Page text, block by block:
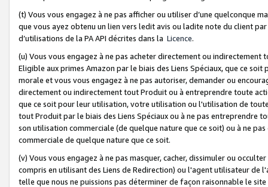
(t) Vous vous engagez à ne pas afficher ou utiliser d’une quelconque
que vous ayez obtenu un lien vers ledit avis ou ladite note du client
d’utilisations de la PA API décrites dans la Licence.
(u) Vous vous engagez à ne pas acheter directement ou
Eligible aux primes Amazon par le biais des Liens Spéciaux, que ce
morale et vous vous engagez à ne pas autoriser, demander ou
directement ou indirectement tout Produit ou à entreprendre toute
que ce soit pour leur utilisation, votre utilisation ou l'utilisation de
tout Produit par le biais des Liens Spéciaux ou à ne pas entreprendre
son utilisation commerciale (de quelque nature que ce soit) ou à ne
commerciale de quelque nature que ce soit.
(v) Vous vous engagez à ne pas masquer, cacher, dissimuler ou
compris en utilisant des Liens de Redirection) ou l'agent utilisateur
telle que nous ne puissions pas déterminer de façon raisonnable le